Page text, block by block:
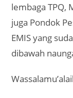
lembaga TPQ,
juga Pondok
EMIS yang
dibawah